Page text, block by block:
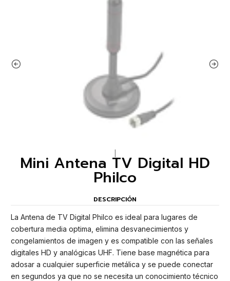
Mini Antena TV Digital HD
Philco
DESCRIPCIÓN
La Antena de TV Digital Philco es ideal para lugares de
cobertura media optima, elimina desvanecimientos y
congelamientos de imagen y es compatible con las señales
digitales HD y analógicas UHF. Tiene base magnética para
adosar a cualquier superficie metálica y se puede conectar
en segundos ya que no se necesita un conocimiento técnico